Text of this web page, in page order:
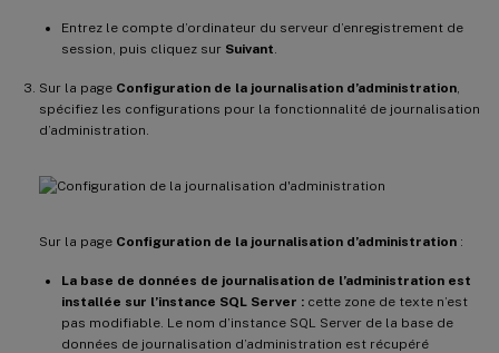
Entrez le compte d’ordinateur du serveur d’enregistrement de
session, puis cliquez sur Suivant
Sur la page Configuration de la journalisation d’administration
spécifiez les configurations pour la fonctionnalité de journalisation
d’administration.
Sur la page Configuration de la journalisation d’administration :
La base de données de journalisation de l’administration est
installée sur l’instance SQL Server : cette zone de texte n’est
pas modifiable. Le nom d’instance SQL Server de la base de
données de journalisation d’administration est récupéré